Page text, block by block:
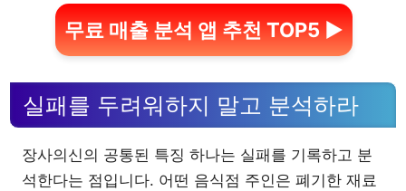
무료 매출 분석 앱 추천 TOP5 ▶
실패를 두려워하지 말고 분석하라
장사의신의 공통된 특징 하나는 실패를 기록하고 분
석한다는 점입니다. 어떤 음식점 주인은 폐기한 재료